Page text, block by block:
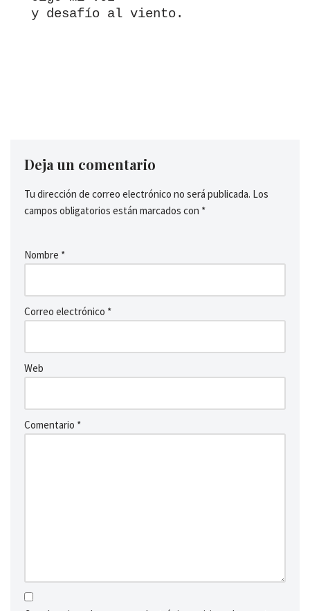
Deja un comentario
Tu dirección de correo electrónico no será publicada. Los
campos obligatorios están marcados con *
Nombre *
Correo electrónico *
Web
Comentario *